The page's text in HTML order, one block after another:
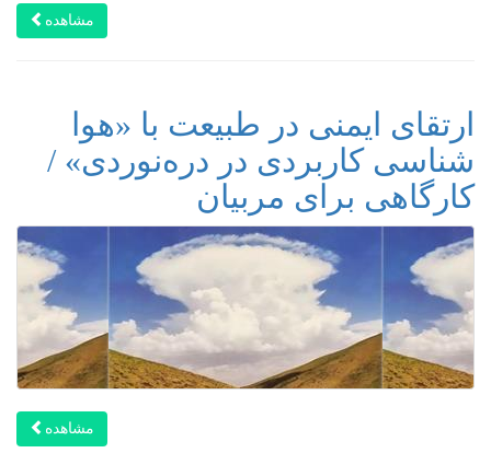
مشاهده
ارتقای ایمنی در طبیعت با «هوا
شناسی کاربردی در دره‌نوردی» /
کارگاهی برای مربیان
مشاهده